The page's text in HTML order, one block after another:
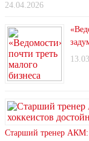
24.04.2026
Старший тренер АКМ: